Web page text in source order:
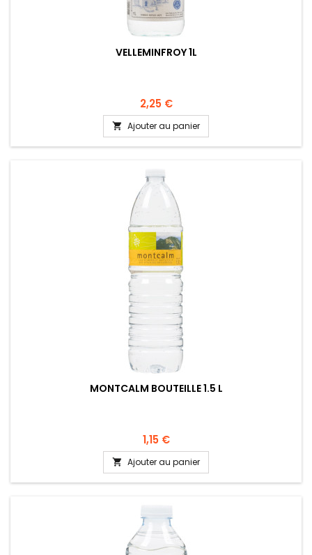
VELLEMINFROY 1L
2,25 €
 Ajouter au panier
MONTCALM BOUTEILLE 1.5 L
1,15 €
 Ajouter au panier